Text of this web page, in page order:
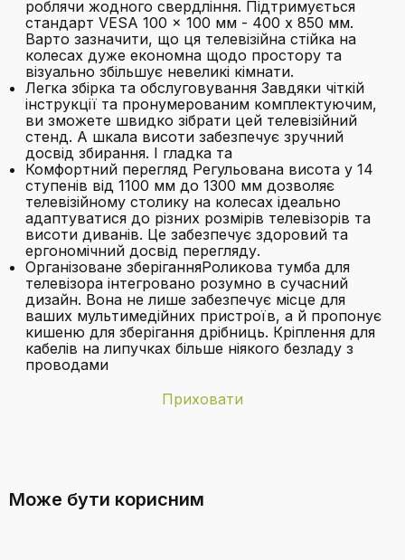
роблячи жодного свердління. Підтримується
стандарт VESA 100 x 100 мм - 400 x 850 мм.
Варто зазначити, що ця телевізійна стійка на
колесах дуже економна щодо простору та
візуально збільшує невеликі кімнати.
Легка збірка та обслуговування Завдяки чіткій
інструкції та пронумерованим комплектуючим,
ви зможете швидко зібрати цей телевізійний
стенд. А шкала висоти забезпечує зручний
досвід збирання. І гладка та
Комфортний перегляд Регульована висота у 14
ступенів від 1100 мм до 1300 мм дозволяє
телевізійному столику на колесах ідеально
адаптуватися до різних розмірів телевізорів та
висоти диванів. Це забезпечує здоровий та
ергономічний досвід перегляду.
Організоване зберіганняРоликова тумба для
телевізора інтегровано розумно в сучасний
дизайн. Вона не лише забезпечує місце для
ваших мультимедійних пристроїв, а й пропонує
кишеню для зберігання дрібниць. Кріплення для
кабелів на липучках більше ніякого безладу з
проводами
Приховати
програмного
Може бути корисним